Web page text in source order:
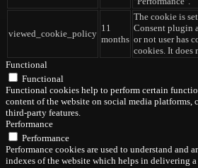
viewed_cookie_policy
11
months
The cookie is
Consent plugin
or not user has
cookies. It does
Functional
Functional
Functional cookies help to perform certain
content of the website on social media platforms,
third-party features.
Performance
Performance
Performance cookies are used to understand and
indexes of the website which helps in delivering